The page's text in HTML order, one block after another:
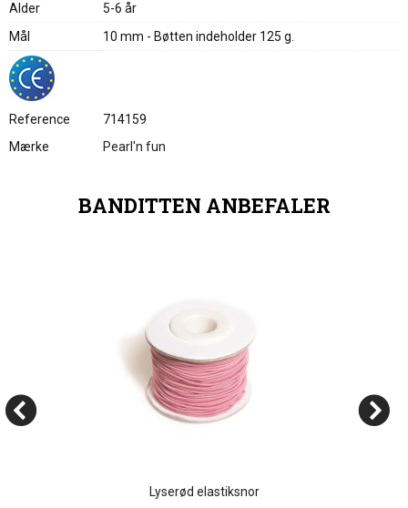
Alder
5-6 år
Mål
10 mm - Bøtten indeholder 125 g.
Reference
714159
Mærke
Pearl'n fun
BANDITTEN ANBEFALER
Lyserød elastiksnor